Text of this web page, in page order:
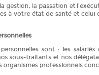
gestion, la passation et
à votre état de santé et
sont : les
sous-traitants et nos
organismes professionnels